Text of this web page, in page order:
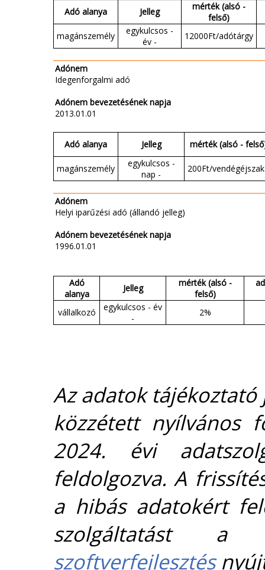
Adó alanya Jelleg
mérték (alsó -
felső)
magánszemély
egykulcsos -
év -
12000Ft/adótárgy
Adónem
Idegenforgalmi adó
Adónem bevezetésének napja
2013.01.01
Adó alanya Jelleg mérték (alsó -
magánszemély
egykulcsos -
nap -
200Ft/
Adónem
Helyi iparűzési adó (állandó jelleg)
Adónem bevezetésének napja
1996.01.01
Adó
alanya
Jelleg
mérték (alsó -
felső)
vállalkozó
egykulcsos - év
-
2%
Az adatok
közzétett nyílvános
2024. évi
feldolgozva. A
a hibás adatokért
szolgáltatást
szoftverfejlesztés